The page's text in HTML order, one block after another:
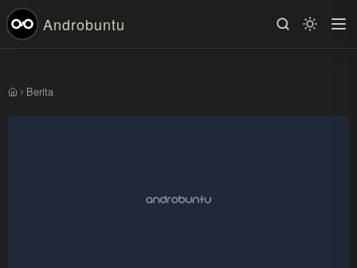
Androbuntu
Beranda
Berita